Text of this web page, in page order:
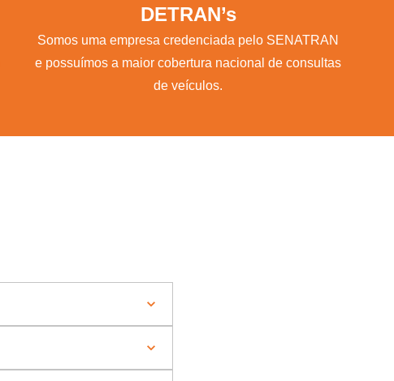
DETRAN’s
Somos uma empresa credenciada pelo SENATRAN
e possuímos a maior cobertura nacional de consultas
de veículos.